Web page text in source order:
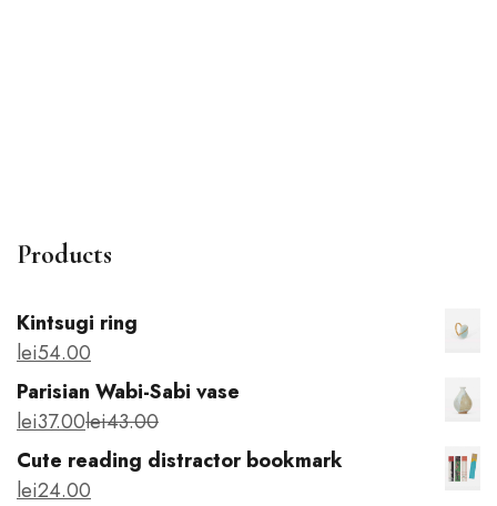
Products
Kintsugi ring
lei54.00
Parisian Wabi-Sabi vase
lei37.00lei43.00
Cute reading distractor bookmark
lei24.00